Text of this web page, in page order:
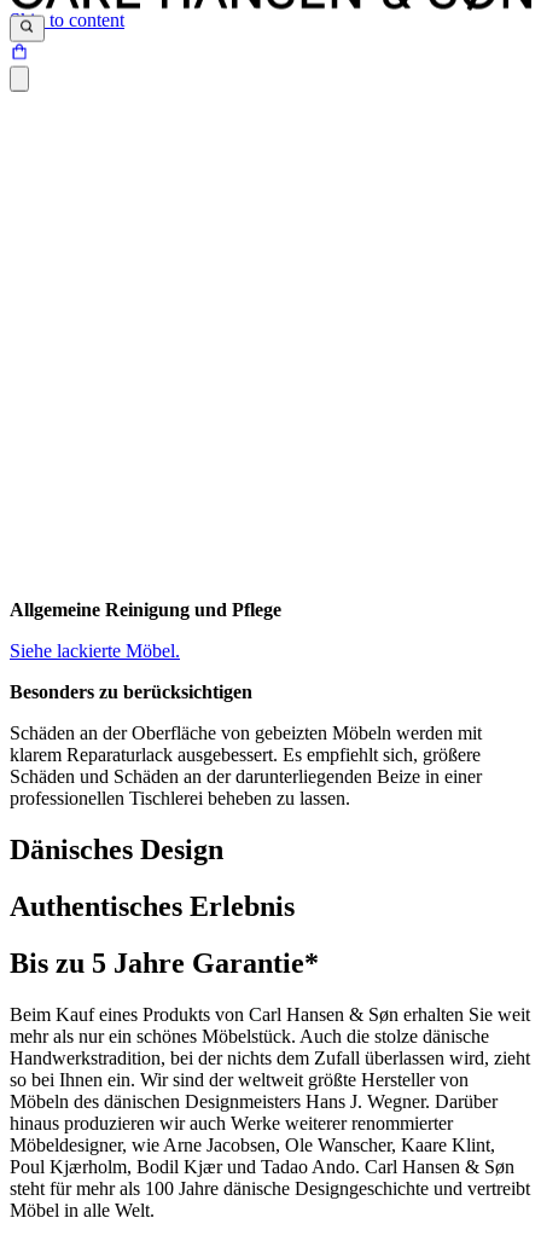
Skip to content
abschließende Behandlung. Die Möbel werden daher anschließend
gewährleisten.
Abgesetzte Behandlung
Instandhaltungs- und Pflegeanleitung als PDF
Allgemeine Reinigung und Pflege
Siehe lackierte Möbel.
Besonders zu berücksichtigen
Schäden an der Oberfläche von gebeizten Möbeln werden mit
klarem Reparaturlack ausgebessert. Es empfiehlt sich, größere
Schäden und Schäden an der darunterliegenden Beize in einer
professionellen Tischlerei beheben zu lassen.
Dänisches Design
Authentisches Erlebnis
Bis zu 5 Jahre Garantie*
Beim Kauf eines Produkts von Carl Hansen & Søn erhalten Sie weit
mehr als nur ein schönes Möbelstück. Auch die stolze dänische
Handwerkstradition, bei der nichts dem Zufall überlassen wird, zieht
so bei Ihnen ein. Wir sind der weltweit größte Hersteller von
Möbeln des dänischen Designmeisters Hans J. Wegner. Darüber
hinaus produzieren wir auch Werke weiterer renommierter
Möbeldesigner, wie Arne Jacobsen, Ole Wanscher, Kaare Klint,
Poul Kjærholm, Bodil Kjær und Tadao Ando. Carl Hansen & Søn
steht für mehr als 100 Jahre dänische Designgeschichte und vertreibt
Möbel in alle Welt.